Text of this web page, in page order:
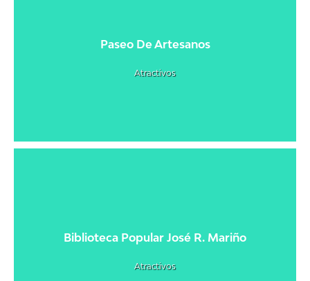
Paseo De Artesanos
Atractivos
Biblioteca Popular José R. Mariño
Atractivos